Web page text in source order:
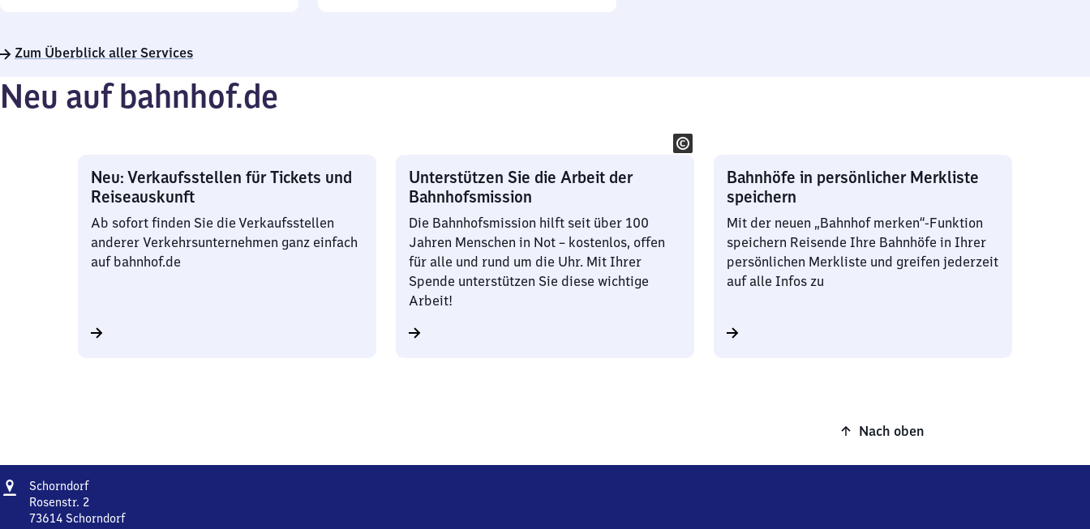
22
Zum Überblick aller Services
Neu auf bahnhof.de
Neu: Verkaufsstellen für Tickets und
Reiseauskunft
Ab sofort finden Sie die Verkaufsstellen
anderer Verkehrsunternehmen ganz einfach
auf bahnhof.de
Unterstützen Sie die Arbeit der
Bahnhofsmission
Die Bahnhofsmission hilft seit über 100
Jahren Menschen in Not – kostenlos, offen
für alle und rund um die Uhr. Mit Ihrer
Spende unterstützen Sie diese wichtige
Arbeit!
Bahnhöfe in persönlicher Merkliste
speichern
Mit der neuen „Bahnhof merken“-Funktion
speichern Reisende Ihre Bahnhöfe in Ihrer
persönlichen Merkliste und greifen jederzeit
auf alle Infos zu
Nach oben
Adresse
SchorndorfSchorndorf
Rosenstr. 2
73614 Schorndorf